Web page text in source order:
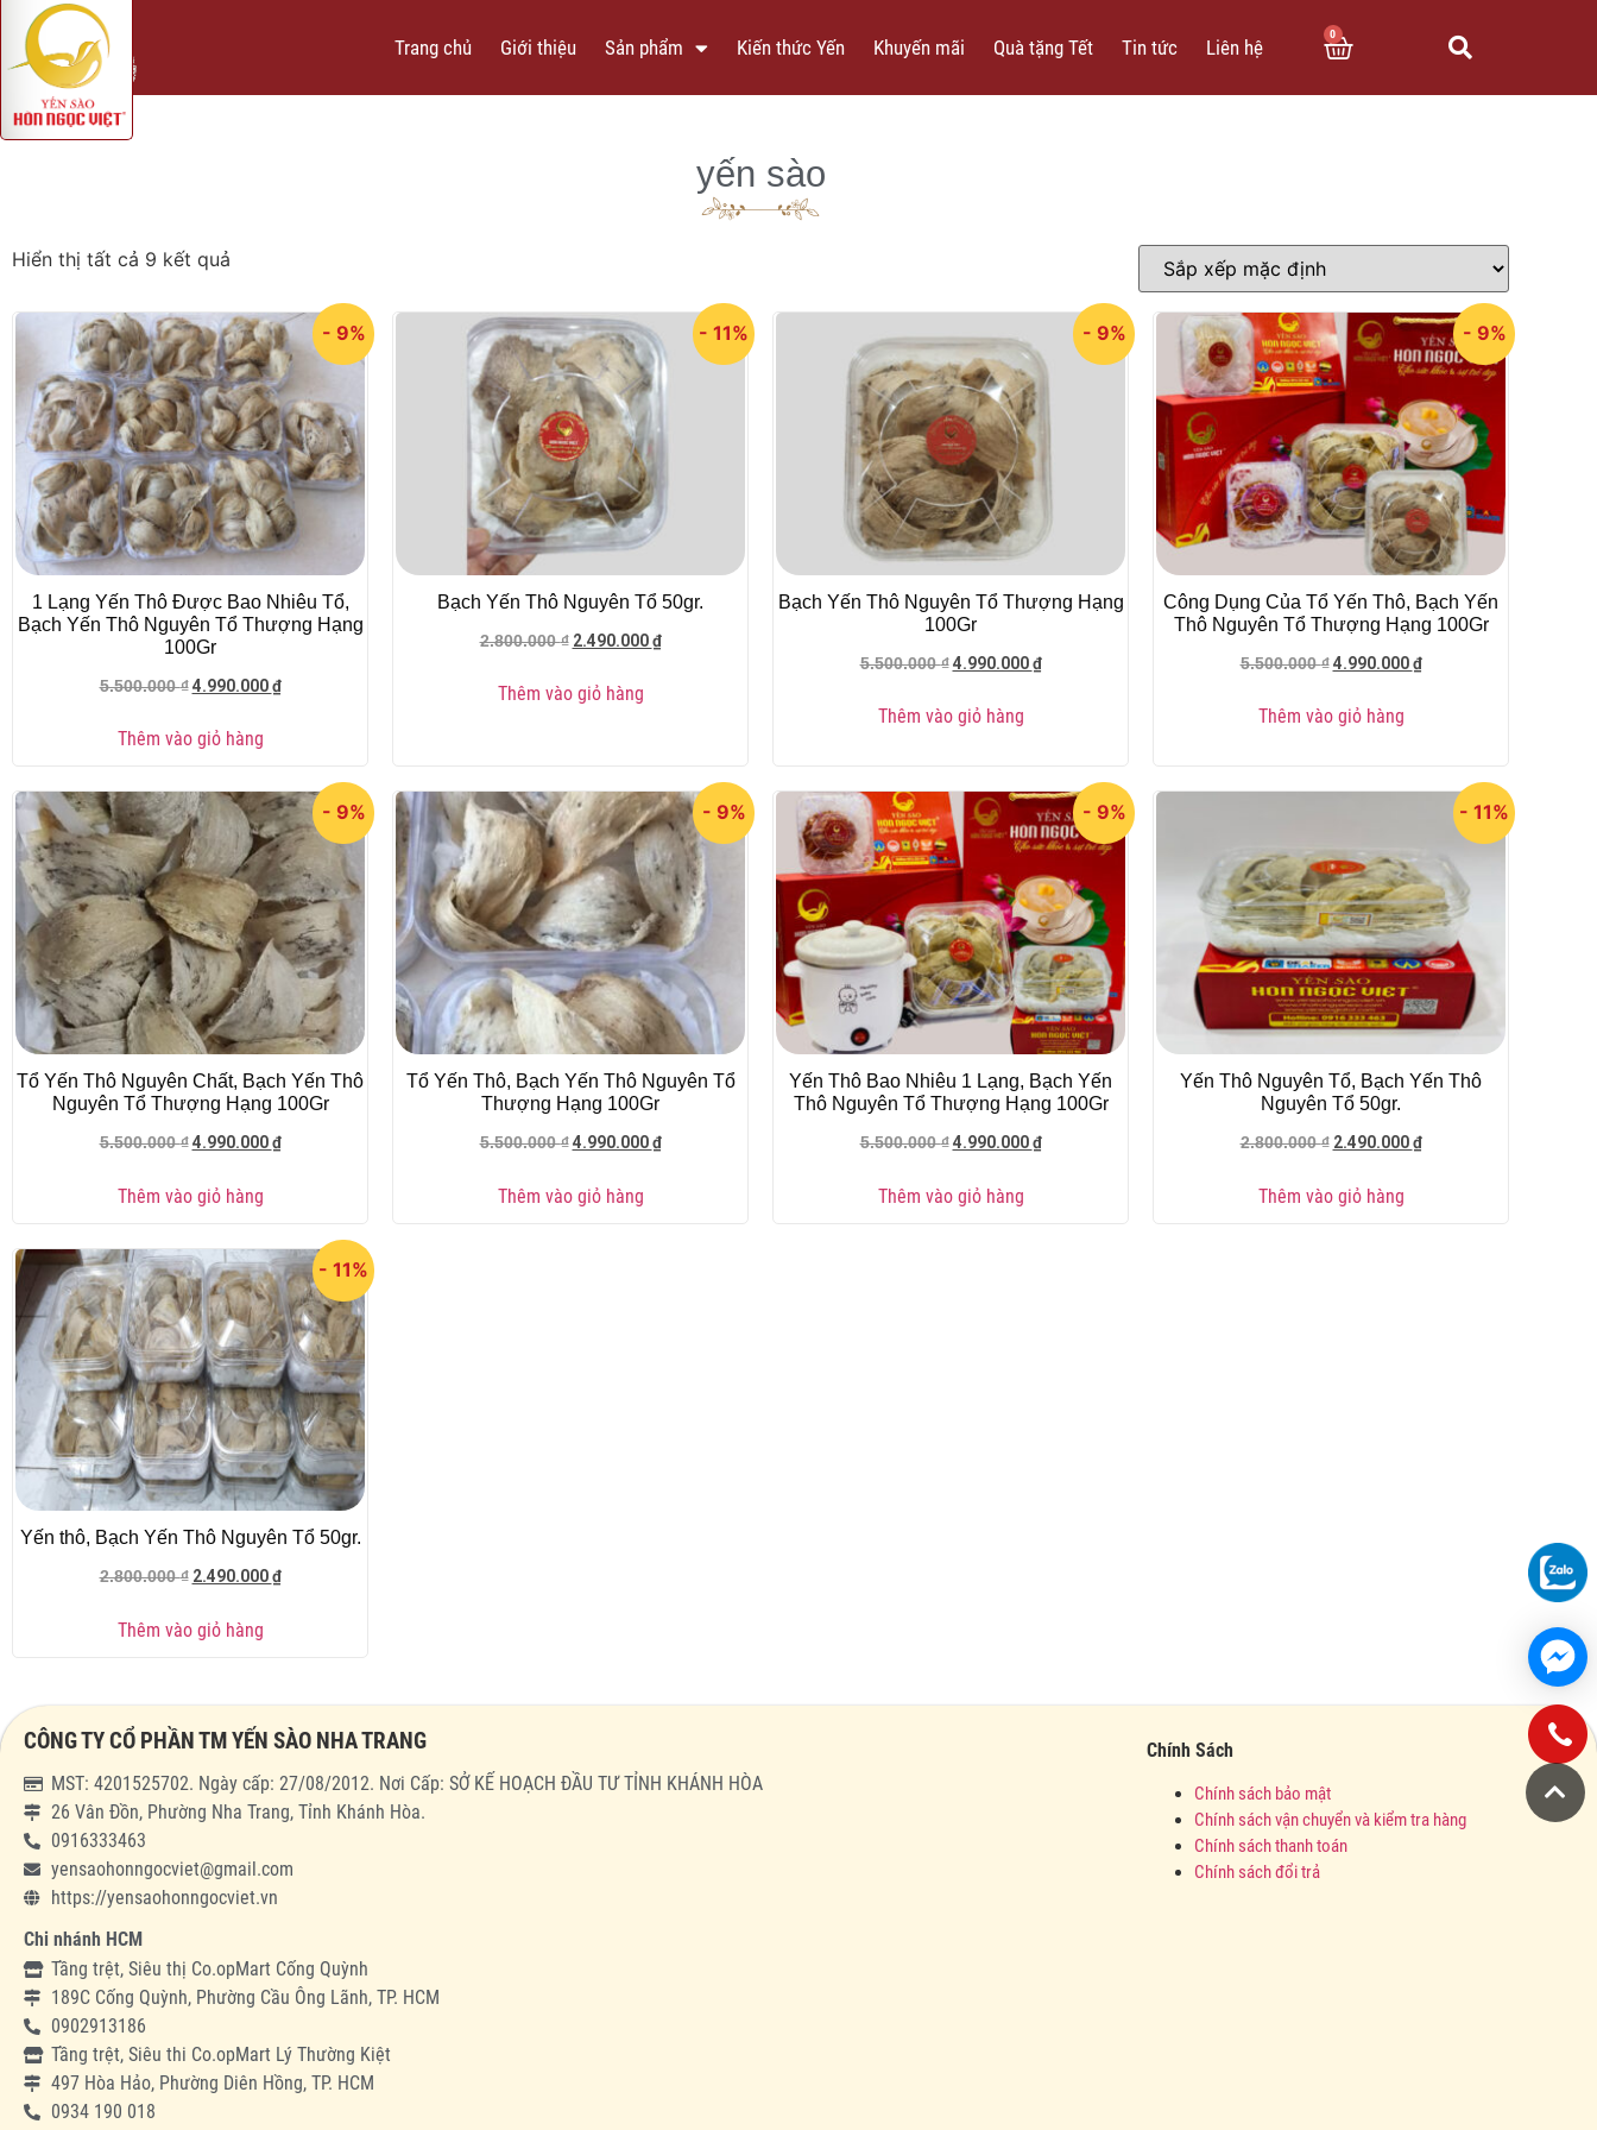
Trang chủ Giới thiệu Sản phẩm Kiến thức Yến Khuyến mãi Quà tặng Tết Tin tức Liên hệ
0
yến sào
Hiển thị tất cả 9 kết quả
- 9%
1 Lạng Yến Thô Được Bao Nhiêu Tổ,
Bạch Yến Thô Nguyên Tổ Thượng Hạng
100Gr
5.500.000₫ 4.990.000₫
Thêm vào giỏ hàng
- 11%
Bạch Yến Thô Nguyên Tổ 50gr.
2.800.000₫ 2.490.000₫
Thêm vào giỏ hàng
- 9%
Bạch Yến Thô Nguyên Tổ Thượng Hạng
100Gr
5.500.000₫ 4.990.000₫
Thêm vào giỏ hàng
- 9%
Công Dụng Của Tổ Yến Thô, Bạch Yến
Thô Nguyên Tổ Thượng Hạng 100Gr
5.500.000₫ 4.990.000₫
Thêm vào giỏ hàng
- 9%
Tổ Yến Thô Nguyên Chất, Bạch Yến Thô
Nguyên Tổ Thượng Hạng 100Gr
5.500.000₫ 4.990.000₫
Thêm vào giỏ hàng
- 9%
Tổ Yến Thô, Bạch Yến Thô Nguyên Tổ
Thượng Hạng 100Gr
5.500.000₫ 4.990.000₫
Thêm vào giỏ hàng
- 9%
Yến Thô Bao Nhiêu 1 Lạng, Bạch Yến
Thô Nguyên Tổ Thượng Hạng 100Gr
5.500.000₫ 4.990.000₫
Thêm vào giỏ hàng
- 11%
Yến Thô Nguyên Tổ, Bạch Yến Thô
Nguyên Tổ 50gr.
2.800.000₫ 2.490.000₫
Thêm vào giỏ hàng
- 11%
Yến thô, Bạch Yến Thô Nguyên Tổ 50gr.
2.800.000₫ 2.490.000₫
Thêm vào giỏ hàng
CÔNG TY CỔ PHẦN TM YẾN SÀO NHA TRANG
MST: 4201525702. Ngày cấp: 27/08/2012. Nơi Cấp: SỞ KẾ HOẠCH ĐẦU TƯ TỈNH KHÁNH HÒA
26 Vân Đồn, Phường Nha Trang, Tỉnh Khánh Hòa.
0916333463
yensaohonngocviet@gmail.com
https://yensaohonngocviet.vn
Chi nhánh HCM
Tầng trệt, Siêu thị Co.opMart Cống Quỳnh
189C Cống Quỳnh, Phường Cầu Ông Lãnh, TP. HCM
0902913186
Tầng trệt, Siêu thi Co.opMart Lý Thường Kiệt
497 Hòa Hảo, Phường Diên Hồng, TP. HCM
0934 190 018
Chính Sách
Chính sách bảo mật
Chính sách vận chuyển và kiểm tra hàng
Chính sách thanh toán
Chính sách đổi trả